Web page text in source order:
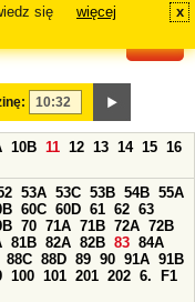
się
więcej x
10B 11 12 13 14 15 16
53A 53C 53B 54B 55A
60C 60D 61 62 63
70 71A 71B 72A 72B
81B 82A 82B 83 84A
88C 88D 89 90 91A 91B
100 101 201 202 6.
F1